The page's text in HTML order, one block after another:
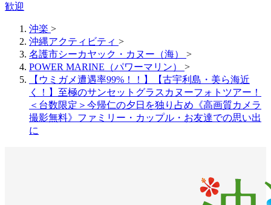
歓迎
沖楽 >
沖縄アクティビティ >
名護市シーカヤック・カヌー（海） >
POWER MARINE（パワーマリン） >
【ウミガメ遭遇率99%！！】【古宇利島・美ら海近
く！】至極のサンセットグラスカヌーフォトツアー！
＜台数限定＞今帰仁の夕日を独り占め《高画質カメラ
撮影無料》ファミリー・カップル・お友達での思い出
に